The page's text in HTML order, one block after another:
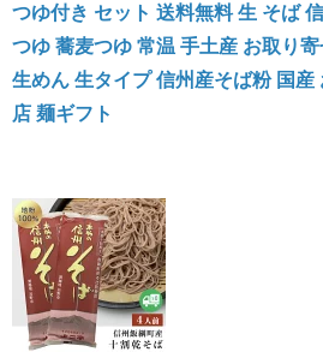
つゆ付き セット 送料無料 生 そば
つゆ 蕎麦つゆ 常温 手土産 お取り
生めん 生タイプ 信州産そば粉 国産
店 麺ギフト